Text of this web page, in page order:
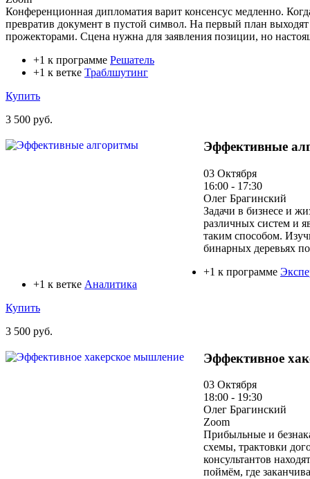
Конференционная дипломатия варит консенсус медленно.
превратив документ в пустой символ. На первый план
прожекторами. Сцена нужна для заявления позиции, но
+1 к программе Решатель
+1 к ветке Траблшутинг
Купить
3 500 руб.
Эффективные
03 Октября
16:00 - 17:30
Олег Брагинский
Задачи в бизнесе и
различных систем и
таким способом.
бинарных деревьях
+1 к программе
+1 к ветке Аналитика
Купить
3 500 руб.
Эффективное
03 Октября
18:00 - 19:30
Олег Брагинский
Zoom
Прибыльные и
схемы, трактовки
консультантов
поймём, где